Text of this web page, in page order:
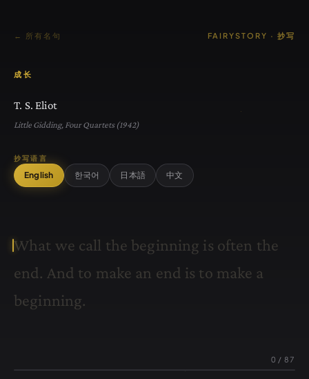
← 所有名句 FAIRYSTORY · 抄写
成长
T. S. Eliot
Little Gidding, Four Quartets (1942)
抄写语言
English 한국어 日本語 中文
What we call the beginning is often the
end. And to make an end is to make a
beginning.
0 /87